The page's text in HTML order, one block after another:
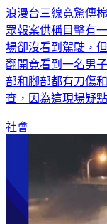
浪漫台三線竟驚傳
眾報案供稱目擊有
場卻沒看到駕駛，
翻開竟看到一名男
部和腳部都有刀傷
查，因為這現場疑
社會